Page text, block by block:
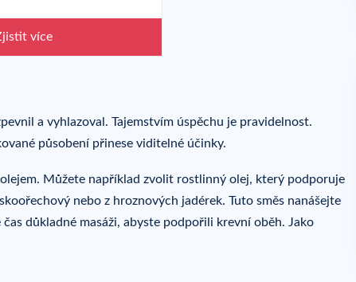
více
a vyhlazoval. Tajemstvím úspěchu je pravidelnost.
působení přinese viditelné účinky.
Můžete například zvolit rostlinný olej, který podporuje
nebo z hroznových jadérek. Tuto směs nanášejte
důkladné masáži, abyste podpořili krevní oběh. Jako